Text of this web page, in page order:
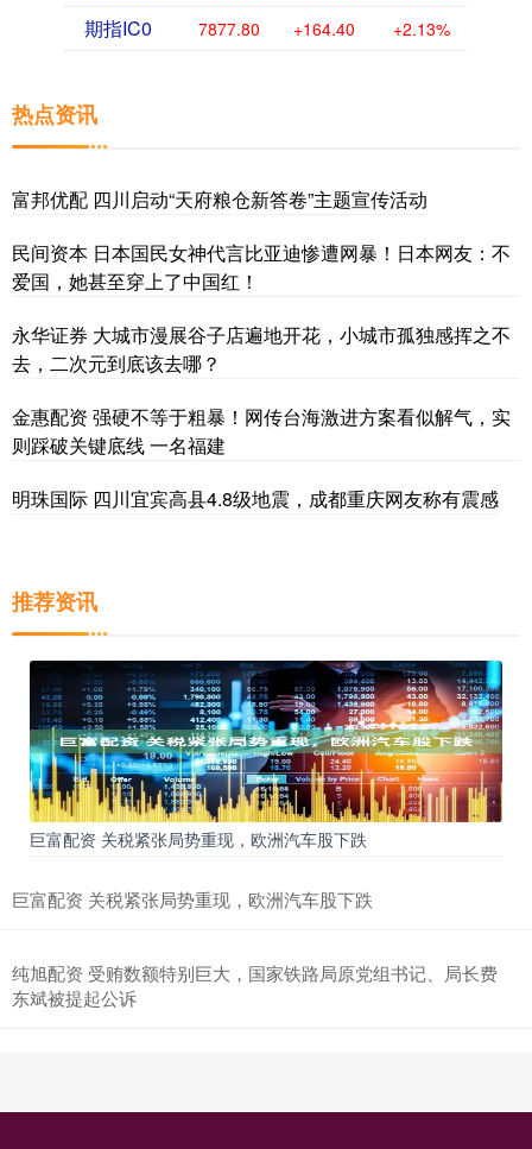
期指IC0 7877.80 +164.40 +2.13%
热点资讯
富邦优配 四川启动“天府粮仓新答卷”主题宣传活动
民间资本 日本国民女神代言比亚迪惨遭网暴！日本网友：不
爱国，她甚至穿上了中国红！
永华证券 大城市漫展谷子店遍地开花，小城市孤独感挥之不
去，二次元到底该去哪？
金惠配资 强硬不等于粗暴！网传台海激进方案看似解气，实
则踩破关键底线 一名福建
明珠国际 四川宜宾高县4.8级地震，成都重庆网友称有震感
推荐资讯
巨富配资 关税紧张局势重现，欧洲汽车股下跌
巨富配资 关税紧张局势重现，欧洲汽车股下跌
纯旭配资 受贿数额特别巨大，国家铁路局原党组书记、局长费
东斌被提起公诉